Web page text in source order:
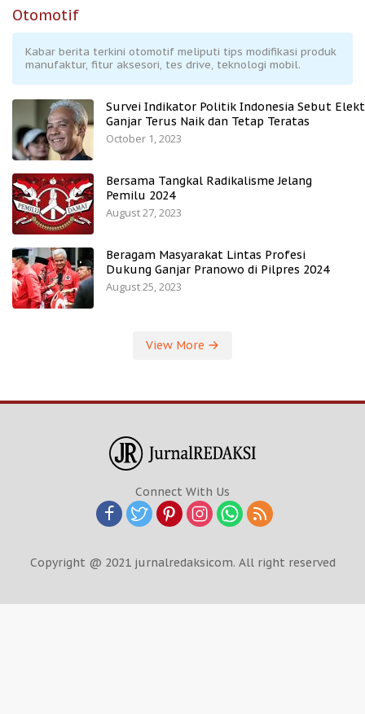
Otomotif
Kabar berita terkini otomotif meliputi tips modifikasi produk
manufaktur, fitur aksesori, tes drive, teknologi mobil.
Survei Indikator Politik Indonesia Sebut
Ganjar Terus Naik dan Tetap Teratas
October 1, 2023
Bersama Tangkal Radikalisme Jelang
Pemilu 2024
August 27, 2023
Beragam Masyarakat Lintas Profesi
Dukung Ganjar Pranowo di Pilpres 2024
August 25, 2023
View More
Connect With Us
Copyright @ 2021 jurnalredaksicom. All right reserved